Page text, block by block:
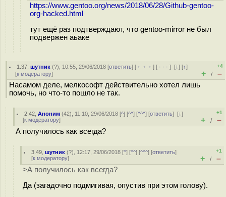
https://www.gentoo.org/news/2018/06/28/Github-gentoo-
org-hacked.html
тут ещё раз подтверждают, что gentoo-mirror не был
подвержен аьаке
1.37 ,шутник (?), 10:55, 29/06/2018 [ответить] [ ﹢﹢﹢] [ · · ·][↓] [↑]
[к модератору]
+4
+ / –
Насамом деле, мелкософт действительно хотел лишь
помочь, но что-то пошло не так.
2.42 ,Аноним (42), 11:10, 29/06/2018 [^] [^^] [^^^] [ответить][↓]
[к модератору]
+1
+ / –
А получилось как всегда?
3.49 ,шутник (?), 12:17, 29/06/2018 [^] [^^] [^^^] [ответить]
[к модератору]
+1
+ / –
>А получилось как всегда?
Да (загадочно подмигивая, опустив при этом голову).